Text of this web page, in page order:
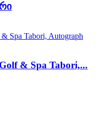
& Spa Tabori,...